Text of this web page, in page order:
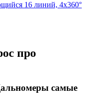
16 линий, 4x360°
про
самые